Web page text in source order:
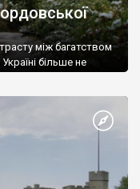
між багатством
більше не